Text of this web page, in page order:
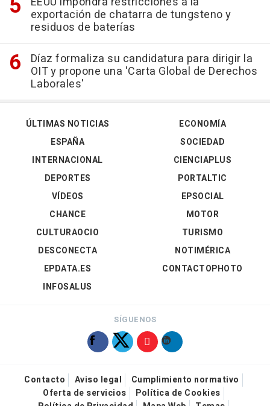
exportación de chatarra de tungsteno y
residuos de baterías
Díaz formaliza su candidatura para dirigir la
OIT y propone una 'Carta Global de Derechos
Laborales'
ÚLTIMAS NOTICIAS
ESPAÑA
INTERNACIONAL
DEPORTES
VÍDEOS
ECONOMÍA
SOCIEDAD
CIENCIAPLUS
PORTALTIC
EPSOCIAL
CHANCE
CULTURAOCIO
DESCONECTA
EPDATA.ES
INFOSALUS
MOTOR
TURISMO
NOTIMÉRICA
CONTACTOPHOTO
SÍGUENOS
Contacto Aviso legal
Cumplimiento normativo
Oferta de servicios
Política de Cookies